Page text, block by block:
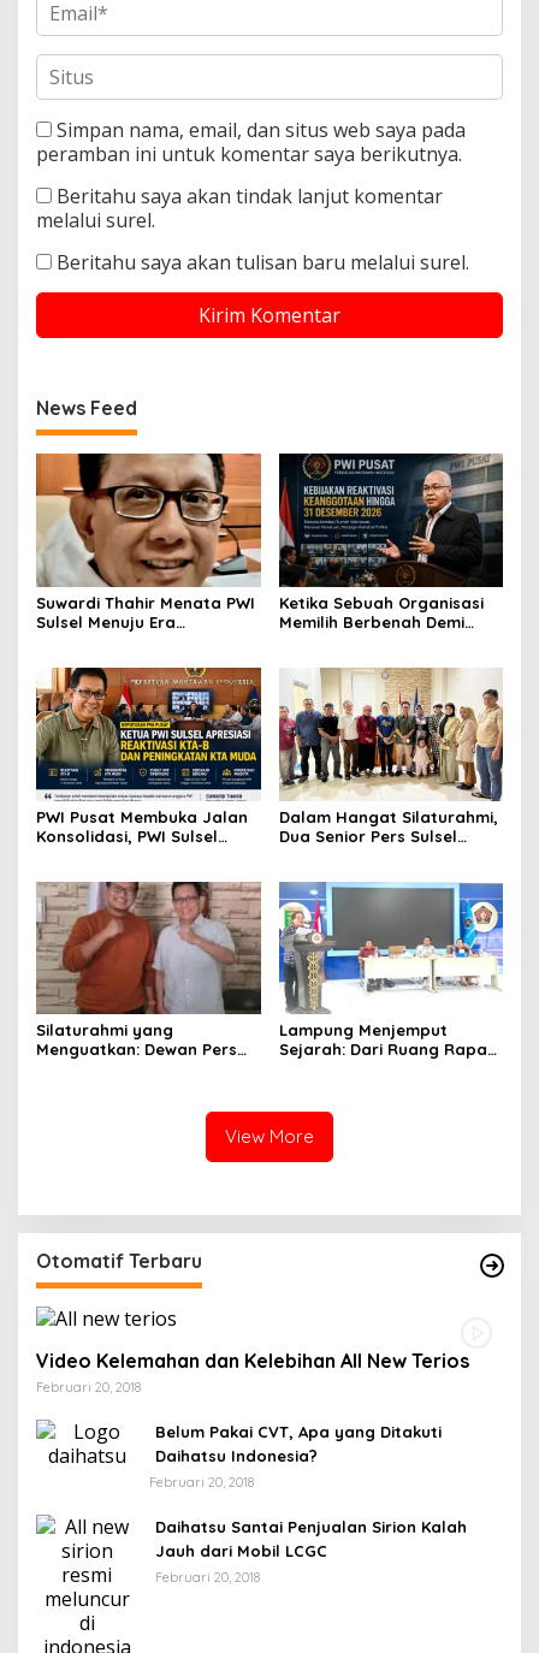
Simpan nama, email, dan situs web saya pada
peramban ini untuk komentar saya berikutnya.
Beritahu saya akan tindak lanjut komentar
melalui surel.
Beritahu saya akan tulisan baru melalui surel.
News Feed
Suwardi Thahir Menata PWI
Sulsel Menuju Era
Ketika Sebuah Organisasi
Memilih Berbenah Demi
PWI Pusat Membuka Jalan
Konsolidasi, PWI Sulsel
Dalam Hangat Silaturahmi,
Dua Senior Pers Sulsel
Silaturahmi yang
Menguatkan: Dewan Pers
Lampung Menjemput
Sejarah: Dari Ruang Rapat
View More
Otomatif Terbaru
Video Kelemahan dan Kelebihan All New Terios
Februari 20, 2018
Belum Pakai CVT, Apa yang Ditakuti
Daihatsu Indonesia?
Februari 20, 2018
Daihatsu Santai Penjualan Sirion Kalah
Jauh dari Mobil LCGC
Februari 20, 2018